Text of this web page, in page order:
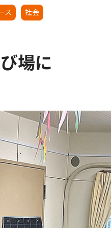
ス 社会
場に